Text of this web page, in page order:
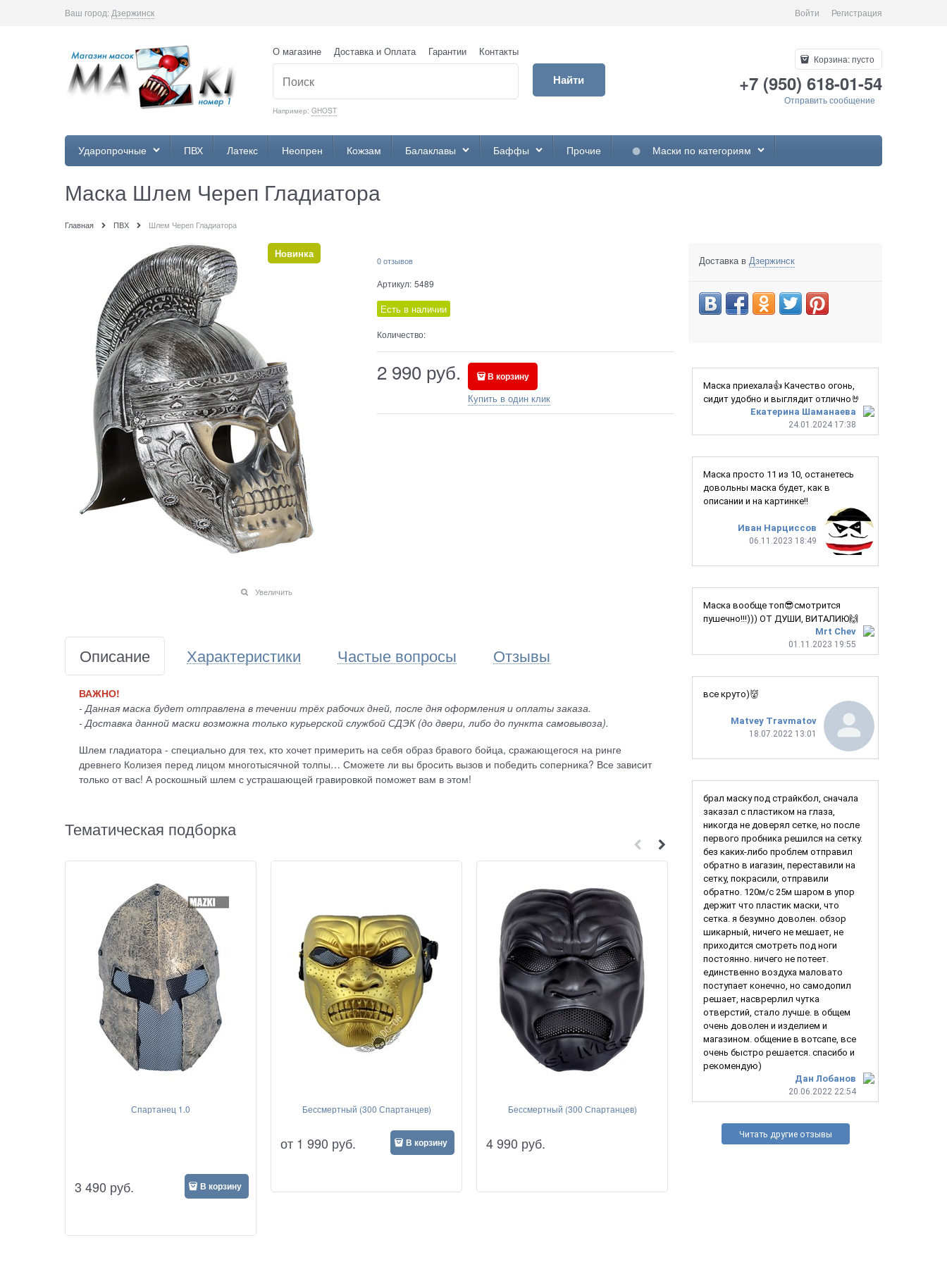
Ваш город: Дзержинск Войти Регистрация
О магазине Доставка и Оплата Гарантии Контакты
Например: GHOST
Найти
Корзина:пусто
+7 (950) 618-01-54
Отправить сообщение
Ударопрочные ПВХ Латекс Неопрен Кожзам Балаклавы Баффы Прочие Маски по категориям
Маска Шлем Череп Гладиатора
Главная ПВХ Шлем Череп Гладиатора
Новинка
Увеличить
0 отзывов
Артикул: 5489
Есть в наличии
Количество:
2 990 руб. В корзину
Купить в один клик
Описание Характеристики Частые вопросы Отзывы
ВАЖНО!
- Данная маска будет отправлена в течении трёх рабочих дней, после дня оформления и оплаты заказа.
- Доставка данной маски возможна только курьерской службой СДЭК (до двери, либо до пункта самовывоза).
Шлем гладиатора - специально для тех, кто хочет примерить на себя образ бравого бойца, сражающегося на ринге
древнего Колизея перед лицом многотысячной толпы… Сможете ли вы бросить вызов и победить соперника? Все зависит
только от вас! А роскошный шлем с устрашающей гравировкой поможет вам в этом!
Тематическая подборка
Спартанец 1.0
3 490 руб. В корзину
Бессмертный (300 Спартанцев)
от 1 990 руб. В корзину
Бессмертный (300 Спартанцев)
4 990 руб. 4 990руб.
Доставка в Дзержинск
Екатерина Шаманаева
24.01.2024 17:38
Маска приехала👍 Качество огонь,
сидит удобно и выглядит отлично🤘
Иван Нарциссов
06.11.2023 18:49
Маска просто 11 из 10, останетесь
довольны маска будет, как в
описании и на картинке!!
Mrt Chev
01.11.2023 19:55
Маска вообще топ😎смотрится
пушечно!!!))) ОТ ДУШИ, ВИТАЛИЮ🙌
Matvey Travmatov
18.07.2022 13:01
все круто)👹
Дан Лобанов
20.06.2022 22:54
брал маску под страйкбол, сначала
заказал с пластиком на глаза,
никогда не доверял сетке, но после
первого пробника решился на сетку.
без каких-либо проблем отправил
обратно в иагазин, переставили на
сетку, покрасили, отправили
обратно. 120м/с 25м шаром в упор
держит что пластик маски, что
сетка. я безумно доволен. обзор
шикарный, ничего не мешает, не
приходится смотреть под ноги
постоянно. ничего не потеет.
единственно воздуха маловато
поступает конечно, но самодопил
решает, насврерлил чутка
отверстий, стало лучше. в общем
очень доволен и изделием и
магазином. общение в вотсапе, все
очень быстро решается. спасибо и
рекомендую)
Читать другие отзывы